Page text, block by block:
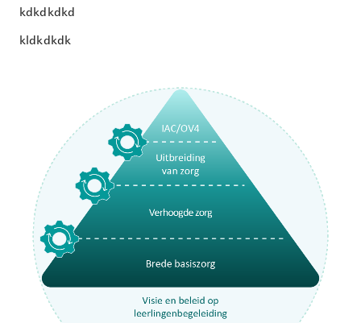
kdkdkdkd
kldkdkdk